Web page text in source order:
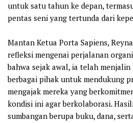
untuk satu tahun ke depan,
pentas seni yang tertunda dari
Mantan Ketua Porta Sapiens,
refleksi mengenai perjalanan
bahwa sejak awal, ia telah
berbagai pihak untuk mendukung
mengajak mereka yang
kondisi ini agar berkolaborasi.
sumbangan berupa buku, dana,